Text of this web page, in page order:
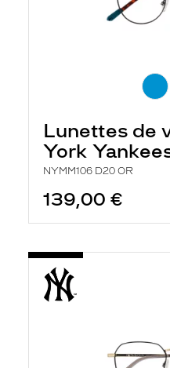
Lunettes de
York
NYMM106 D20 OR
139,00 €